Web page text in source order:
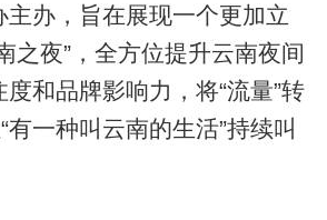
主办，旨在展现一个更加立
之夜”，全方位提升云南夜间
和品牌影响力，将“流量”转
有一种叫云南的生活”持续叫